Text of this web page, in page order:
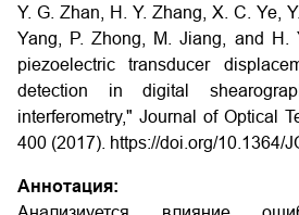
Y. G. Zhan, H. Y. Zhang, X. C. Ye,
Yang, P. Zhong, M. Jiang, and H.
piezoelectric transducer
detection in digital
interferometry," Journal of Optical
400 (2017). https://doi.org/10.1364/
Аннотация: